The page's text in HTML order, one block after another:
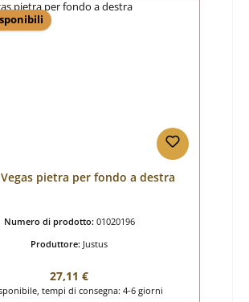
Vegas pietra per fondo a destra
Numero di prodotto: 01020196
Produttore: Justus
Prezzo normale:
27,11 €
tempi di consegna: 4-6 giorni